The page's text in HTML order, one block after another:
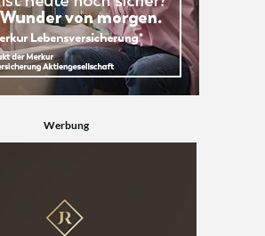
Werbung